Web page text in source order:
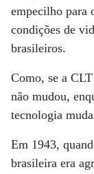
empecilho para
condições de
brasileiros.
Como, se a
não mudou,
tecnologia
Em 1943,
brasileira era